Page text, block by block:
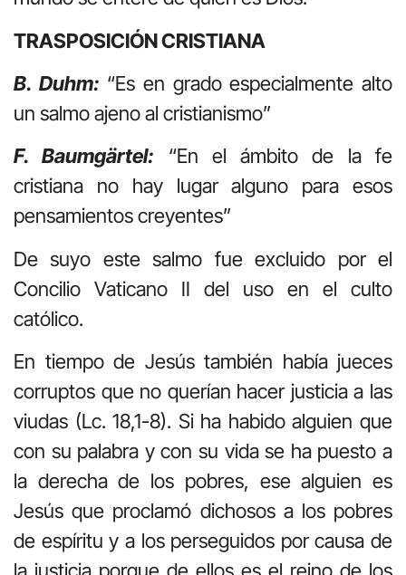
TRASPOSICIÓN CRISTIANA
B. Duhm: “Es en grado especialmente alto
un salmo ajeno al cristianismo”
F. Baumgärtel: “En el ámbito de la fe
cristiana no hay lugar alguno para esos
pensamientos creyentes”
De suyo este salmo fue excluido por el
Concilio Vaticano II del uso en el culto
católico.
En tiempo de Jesús también había jueces
corruptos que no querían hacer justicia a las
viudas (Lc. 18,1-8). Si ha habido alguien que
con su palabra y con su vida se ha puesto a
la derecha de los pobres, ese alguien es
Jesús que proclamó dichosos a los pobres
de espíritu y a los perseguidos por causa de